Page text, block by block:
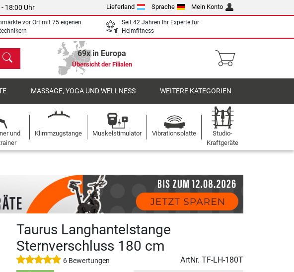
18:00 Uhr Lieferland Sprache Mein Konto
vor Ort mit 75 eigenen
Seit 42 Jahren Ihr Experte für
Heimfitness
69x in Europa
Übersicht der Filialen
MASSAGE, YOGA UND WELLNESS WEITERE KATEGORIEN
und
Klimmzugstange Muskelstimulator Vibrationsplatte
Studio-
Kraftgeräte
Taurus Langhantelstange
Sternverschluss 180 cm
6 Bewertungen ArtNr. TF-LH-180T